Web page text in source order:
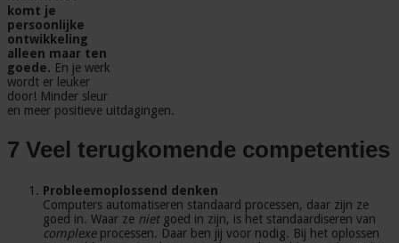
komt je
persoonlijke
ontwikkeling
alleen maar ten
goede. En je werk
wordt er leuker
door! Minder sleur
en meer positieve uitdagingen.
7 Veel terugkomende competenties
Probleemoplossend denken
Computers automatiseren standaard processen, daar zijn ze
goed in. Waar ze nietgoed in zijn, is het standaardiseren van
complexeprocessen. Daar ben jij voor nodig. Bij het oplossen